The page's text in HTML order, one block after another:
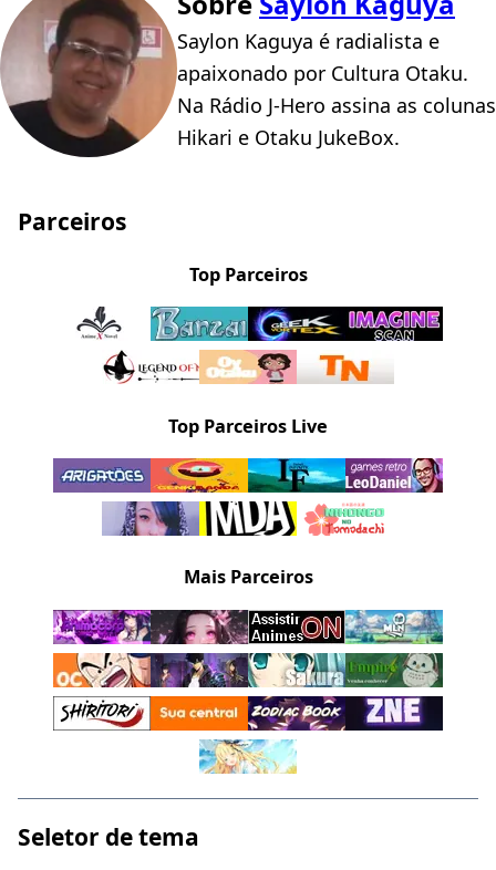
Saylon Kaguya é radialista e
apaixonado por Cultura Otaku.
Na Rádio J-Hero assina as colunas
Hikari e Otaku JukeBox.
Parceiros
Top Parceiros
Top Parceiros Live
Mais Parceiros
Seletor de tema